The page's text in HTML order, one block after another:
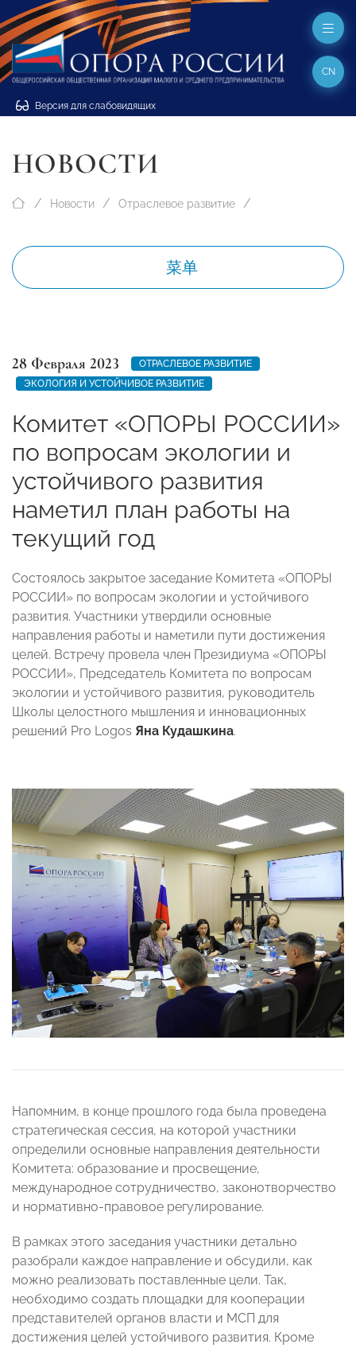
Версия для слабовидящих
CN
НОВОСТИ
Новости Отраслевое развитие
菜单
28 Февраля 2023
ОТРАСЛЕВОЕ РАЗВИТИЕ
ЭКОЛОГИЯ И УСТОЙЧИВОЕ РАЗВИТИЕ
Комитет «ОПОРЫ РОССИИ»
по вопросам экологии и
устойчивого развития
наметил план работы на
текущий год
Состоялось закрытое заседание Комитета «ОПОРЫ
РОССИИ» по вопросам экологии и устойчивого
развития. Участники утвердили основные
направления работы и наметили пути достижения
целей. Встречу провела член Президиума «ОПОРЫ
РОССИИ», Председатель Комитета по вопросам
экологии и устойчивого развития, руководитель
Школы целостного мышления и инновационных
решений Pro Logos Яна Кудашкина.
Напомним, в конце прошлого года была проведена
стратегическая сессия, на которой участники
определили основные направления деятельности
Комитета: образование и просвещение,
международное сотрудничество, законотворчество
и нормативно-правовое регулирование.
В рамках этого заседания участники детально
разобрали каждое направление и обсудили, как
можно реализовать поставленные цели. Так,
необходимо создать площадки для кооперации
представителей органов власти и МСП для
достижения целей устойчивого развития. Кроме